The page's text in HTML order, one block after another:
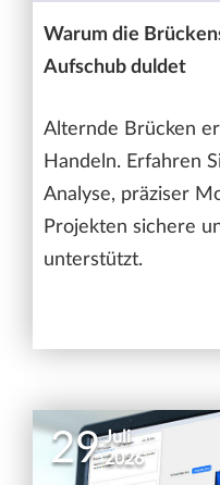
Warum die
Aufschub duldet
Alternde Brücken
Handeln. Erfahren
Analyse, präziser
Projekten sichere
unterstützt.
29 Juli
2026